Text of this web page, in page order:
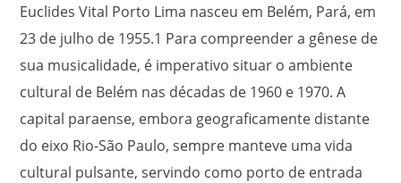
Euclides Vital Porto Lima nasceu em Belém, Pará, em
23 de julho de 1955.1 Para compreender a gênese de
sua musicalidade, é imperativo situar o ambiente
cultural de Belém nas décadas de 1960 e 1970. A
capital paraense, embora geograficamente distante
do eixo Rio-São Paulo, sempre manteve uma vida
cultural pulsante, servindo como porto de entrada